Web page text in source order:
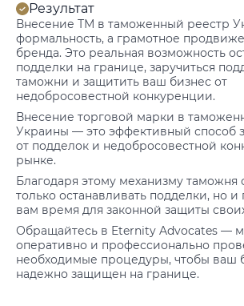
Результат
Внесение ТМ в таможенный реестр
формальность, а грамотное
бренда. Это реальная возможность
подделки на границе, заручиться
таможни и защитить ваш бизнес от
недобросовестной конкуренции.
Внесение торговой марки в
Украины — это эффективный способ
от подделок и недобросовестной
рынке.
Благодаря этому механизму таможня
только останавливать подделки, но и
вам время для законной защиты
Обращайтесь в Eternity Advocates —
оперативно и профессионально
необходимые процедуры, чтобы ваш
надежно защищен на границе.